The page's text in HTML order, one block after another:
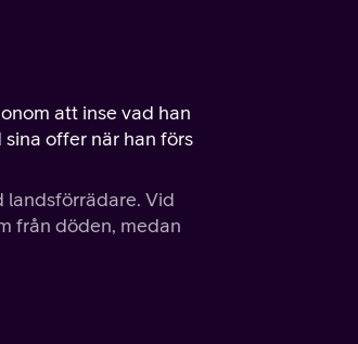
att inse vad han
offer när han förs
landsförrädare. Vid
från döden, medan